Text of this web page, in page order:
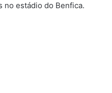
no estádio do Benfica.